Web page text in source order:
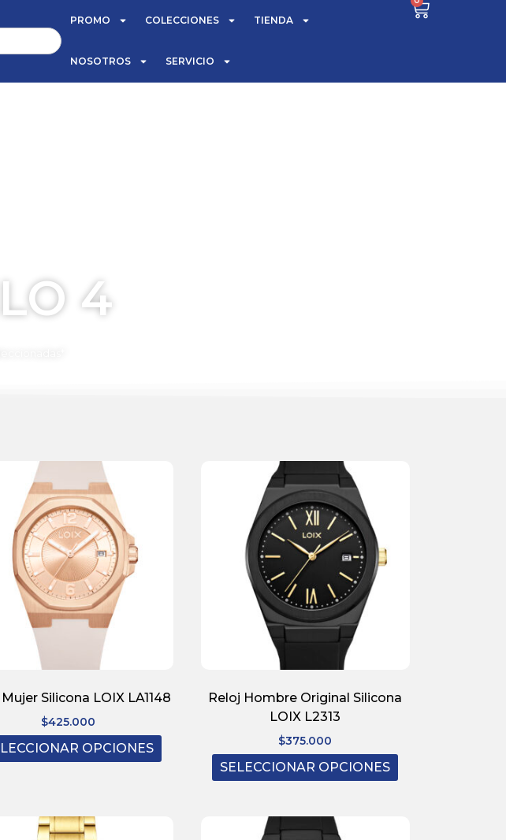
PROMO COLECCIONES TIENDA
NOSOTROS SERVICIO
4
Silicona LOIX LA1148
$425.000
OPCIONES
Reloj Hombre Original Silicona
LOIX L2313
$375.000
SELECCIONAR OPCIONES